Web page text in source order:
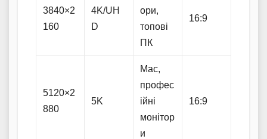
3840×2
160
4K/UH
D
ори,
топові
ПК
16:9
5120×2
880
5K
Mac,
профес
ійні
монітор
и
16:9